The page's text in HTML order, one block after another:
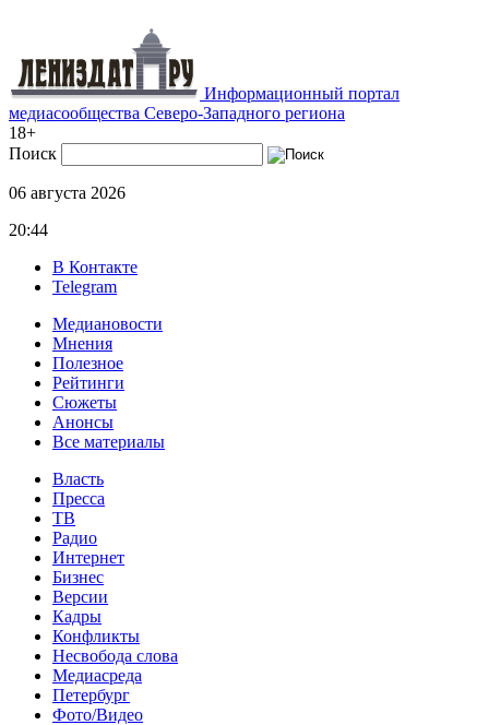
Информационный портал
медиасообщества Северо-Западного региона
18+
Поиск
06 августа 2026
20:44
В Контакте
Telegram
Медиановости
Мнения
Полезное
Рейтинги
Сюжеты
Анонсы
Все материалы
Власть
Пресса
ТВ
Радио
Интернет
Бизнес
Версии
Кадры
Конфликты
Несвобода слова
Медиасреда
Петербург
Фото/Видео